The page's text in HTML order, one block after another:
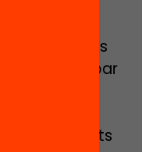
oportunitats
participar
Us volem
aventura.
consultar tots